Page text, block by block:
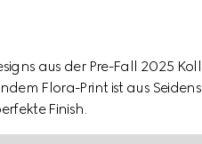
aus der Pre-Fall 2025
Flora-Print ist aus
Finish.